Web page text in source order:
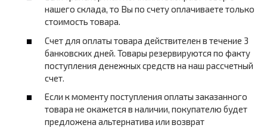
нашего склада, то Вы по счету оплачиваете только
стоимость товара.
Счет для оплаты товара действителен в течение 3
банковских дней. Товары резервируются по факту
поступления денежных средств на наш рассчетный
счет.
Если к моменту поступления оплаты заказанного
товара не окажется в наличии, покупателю будет
предложена альтернатива или возврат